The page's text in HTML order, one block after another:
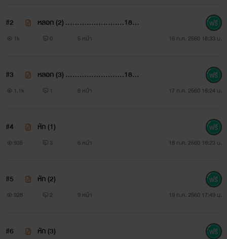
โกหกแท้ๆ และทำไมเขาต้องปากแข็งด้วย กล้าทำก็ควรกล้า
รับออกมาให้สม
ศักดิ์ศรีชายชาตรีสิ
#2
หลอก (2) .........................18
+........................
1k 0 5 หน้า 16 ก.ค. 2560 18:33 น.
#3
หลอก (3) .........................18
+........................
1.1k 1 8 หน้า 17 ก.ค. 2560 18:24 น.
#4 หัก (1)
935 3 6 หน้า 18 ก.ค. 2560 18:23 น.
#5 หัก (2)
928 2 9 หน้า 19 ก.ค. 2560 17:49 น.
#6 หัก (3)